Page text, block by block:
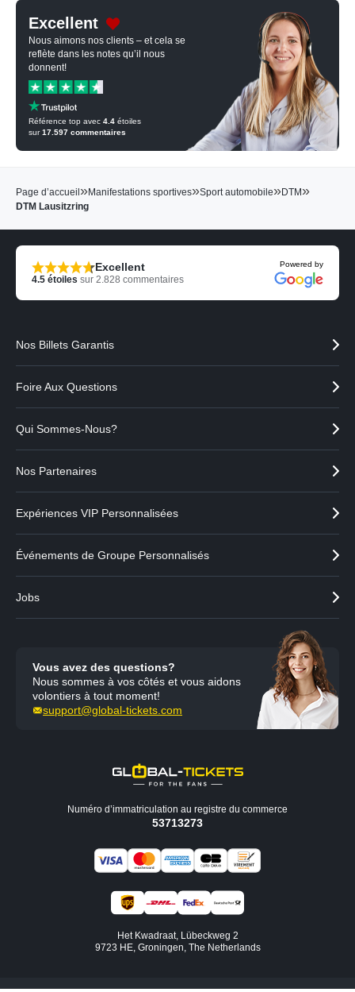
Excellent
Nous aimons nos clients – et cela se
reflète dans les notes qu’il nous
donnent!
Référence top avec 4.4 étoiles
sur17.597 commentaires
Page d’accueil »Manifestations sportives»Sport automobile»DTM »
DTM Lausitzring
Excellent
4.5 étoiles sur 2.828 commentaires
Powered by
Nos Billets Garantis
Foire Aux Questions
Qui Sommes-Nous?
Nos Partenaires
Expériences VIP Personnalisées
Événements de Groupe Personnalisés
Jobs
Vous avez des questions?
Nous sommes à vos côtés et vous aidons
volontiers à tout moment!
support@global-tickets.com
Numéro d’immatriculation au registre du commerce
53713273
Het Kwadraat, Lübeckweg 2
9723 HE, Groningen, The Netherlands